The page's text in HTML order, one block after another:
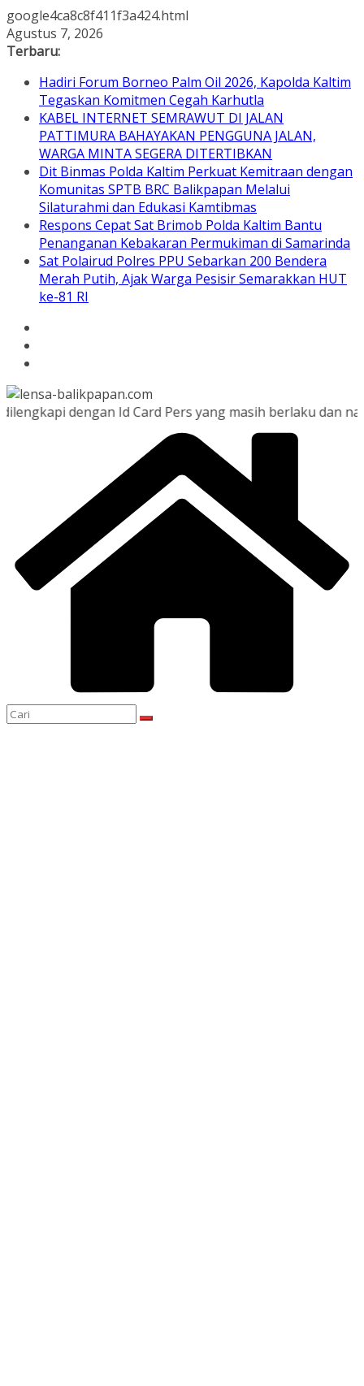
google4ca8c8f411f3a424.html
Skip
to
Agustus 7, 2026
Terbaru:
Hadiri Forum Borneo Palm Oil 2026, Kapolda Kaltim
Tegaskan Komitmen Cegah Karhutla
KABEL INTERNET SEMRAWUT DI JALAN
PATTIMURA BAHAYAKAN PENGGUNA JALAN,
WARGA MINTA SEGERA DITERTIBKAN
Dit Binmas Polda Kaltim Perkuat Kemitraan dengan
Komunitas SPTB BRC Balikpapan Melalui
Silaturahmi dan Edukasi Kamtibmas
Respons Cepat Sat Brimob Polda Kaltim Bantu
Penanganan Kebakaran Permukiman di Samarinda
Sat Polairud Polres PPU Sebarkan 200 Bendera
Merah Putih, Ajak Warga Pesisir Semarakkan HUT
ke-81 RI
dengan Id Card Pers yang masih berlaku dan namanya